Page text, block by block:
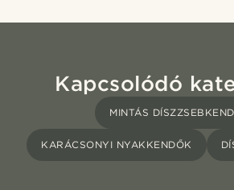
Kapcsolódó
MINTÁS
KARÁCSONYI NYAKKENDŐK